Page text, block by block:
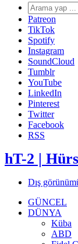
Patreon
TikTok
Spotify
Instagram
SoundCloud
Tumblr
YouTube
LinkedIn
Pinterest
Twitter
Facebook
RSS
hT-2 |
Dış
GÜNCEL
DÜNYA
Küba
ABD